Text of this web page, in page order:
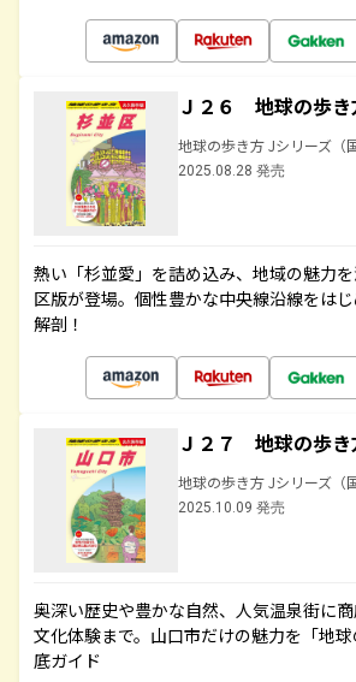
Ｊ２６ 地球の歩
地球の歩き方 Jシリーズ（
2025.08.28 発売
熱い「杉並愛」を詰め込み、地域の魅力
区版が登場。個性豊かな中央線沿線をは
解剖！
Ｊ２７ 地球の歩
地球の歩き方 Jシリーズ（
2025.10.09 発売
奥深い歴史や豊かな自然、人気温泉街に
文化体験まで。山口市だけの魅力を「地
底ガイド